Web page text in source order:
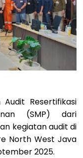
Audit Resertifikasi
(SMP) dari
kegiatan audit di
North West Java
2025.